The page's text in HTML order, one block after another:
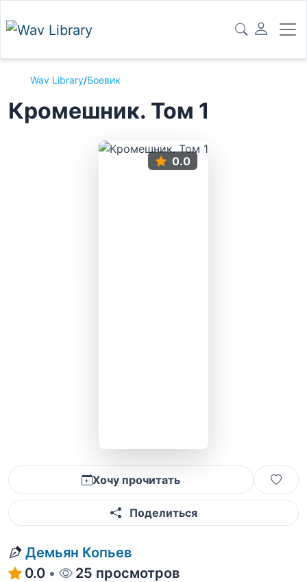
Wav Library/Боевик
Кромешник. Том 1
0.0
Хочу прочитать
Поделиться
Демьян Копьев
0.0 • 25 просмотров